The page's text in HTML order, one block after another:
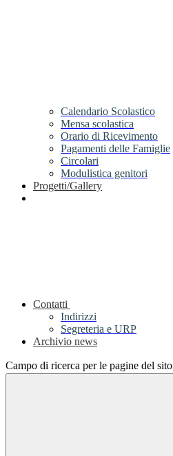
Calendario Scolastico
Mensa scolastica
Orario di Ricevimento
Pagamenti delle Famiglie
Circolari
Modulistica genitori
Progetti/Gallery
Contatti
Indirizzi
Segreteria e URP
Archivio news
Campo di ricerca per le pagine del sito